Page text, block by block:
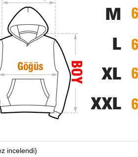
incelendi)